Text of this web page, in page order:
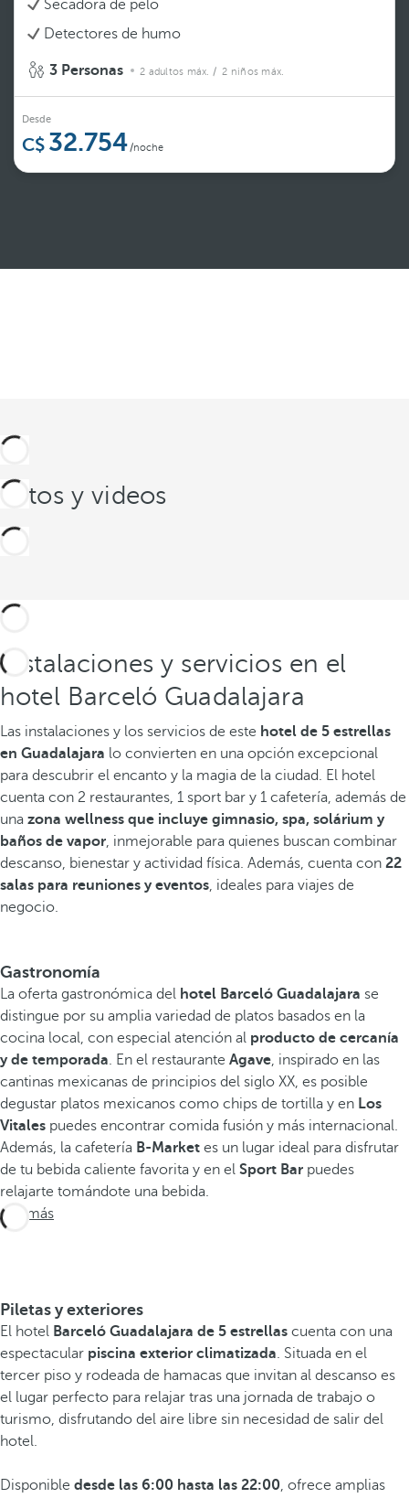
Secadora de pelo
Detectores de humo
3 Personas 2 adultos máx. / 2 niños máx.
Desde
32.754/noche
Fotos y videos
Instalaciones y servicios en el
hotel Barceló Guadalajara
Las instalaciones y los servicios de este hotel de 5 estrellas
en Guadalajara lo convierten en una opción excepcional
para descubrir el encanto y la magia de la ciudad. El hotel
cuenta con 2 restaurantes, 1 sport bar y 1 cafetería, además de
una zona wellness que incluye gimnasio, spa, solárium y
baños de vapor, inmejorable para quienes buscan combinar
descanso, bienestar y actividad física. Además, cuenta con 22
salas para reuniones y eventos, ideales para viajes de
negocio.
Gastronomía
La oferta gastronómica del hotel Barceló Guadalajara se
distingue por su amplia variedad de platos basados en la
cocina local, con especial atención al producto de cercanía
y de temporada. En el restaurante Agave, inspirado en las
cantinas mexicanas de principios del siglo XX, es posible
degustar platos mexicanos como chips de tortilla y en Los
Vitales puedes encontrar comida fusión y más internacional.
Además, la cafetería B-Market es un lugar ideal para disfrutar
de tu bebida caliente favorita y en el Sport Bar puedes
relajarte tomándote una bebida.
Ver más
Piletas y exteriores
El hotel Barceló Guadalajara de 5 estrellas cuenta con una
espectacular piscina exterior climatizada. Situada en el
tercer piso y rodeada de hamacas que invitan al descanso es
el lugar perfecto para relajar tras una jornada de trabajo o
turismo, disfrutando del aire libre sin necesidad de salir del
hotel.
Disponible desde las 6:00 hasta las 22:00, ofrece amplias